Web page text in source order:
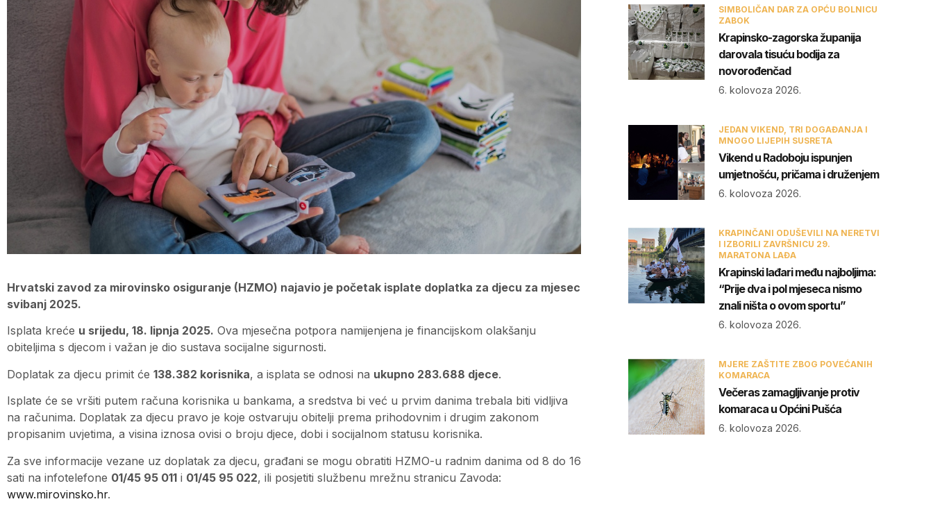
Hrvatski zavod za mirovinsko osiguranje (HZMO) najavio je početak isplate doplatka za djecu za mjesec
svibanj 2025.
Isplata kreće u srijedu, 18. lipnja 2025. Ova mjesečna potpora namijenjena je financijskom olakšanju
obiteljima s djecom i važan je dio sustava socijalne sigurnosti.
Doplatak za djecu primit će 138.382 korisnika, a isplata se odnosi na ukupno 283.688 djece.
Isplate će se vršiti putem računa korisnika u bankama, a sredstva bi već u prvim danima trebala biti vidljiva
na računima. Doplatak za djecu pravo je koje ostvaruju obitelji prema prihodovnim i drugim zakonom
propisanim uvjetima, a visina iznosa ovisi o broju djece, dobi i socijalnom statusu korisnika.
Za sve informacije vezane uz doplatak za djecu, građani se mogu obratiti HZMO-u radnim danima od 8 do 16
sati na infotelefone 01/45 95 011 i 01/45 95 022, ili posjetiti službenu mrežnu stranicu Zavoda:
www.mirovinsko.hr.
SIMBOLIČAN DAR ZA OPĆU BOLNICU
ZABOK
Krapinsko-zagorska županija
darovala tisuću bodija za
novorođenčad
6. kolovoza 2026.
JEDAN VIKEND, TRI DOGAĐANJA I
MNOGO LIJEPIH SUSRETA
Vikend u Radoboju ispunjen
umjetnošću, pričama i druženjem
6. kolovoza 2026.
KRAPINČANI ODUŠEVILI NA NERETVI
I IZBORILI ZAVRŠNICU 29.
MARATONA LAĐA
Krapinski lađari među najboljima:
“Prije dva i pol mjeseca nismo
znali ništa o ovom sportu”
6. kolovoza 2026.
MJERE ZAŠTITE ZBOG POVEĆANIH
KOMARACA
Večeras zamagljivanje protiv
komaraca u Općini Pušća
6. kolovoza 2026.